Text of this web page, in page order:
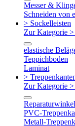
Messer &
Schneiden von
> Sockelleisten
Zur Kategorie
elastische
Teppichboden
Laminat
>
Zur Kategorie
Reparaturwinkel
PVC-
Metall-